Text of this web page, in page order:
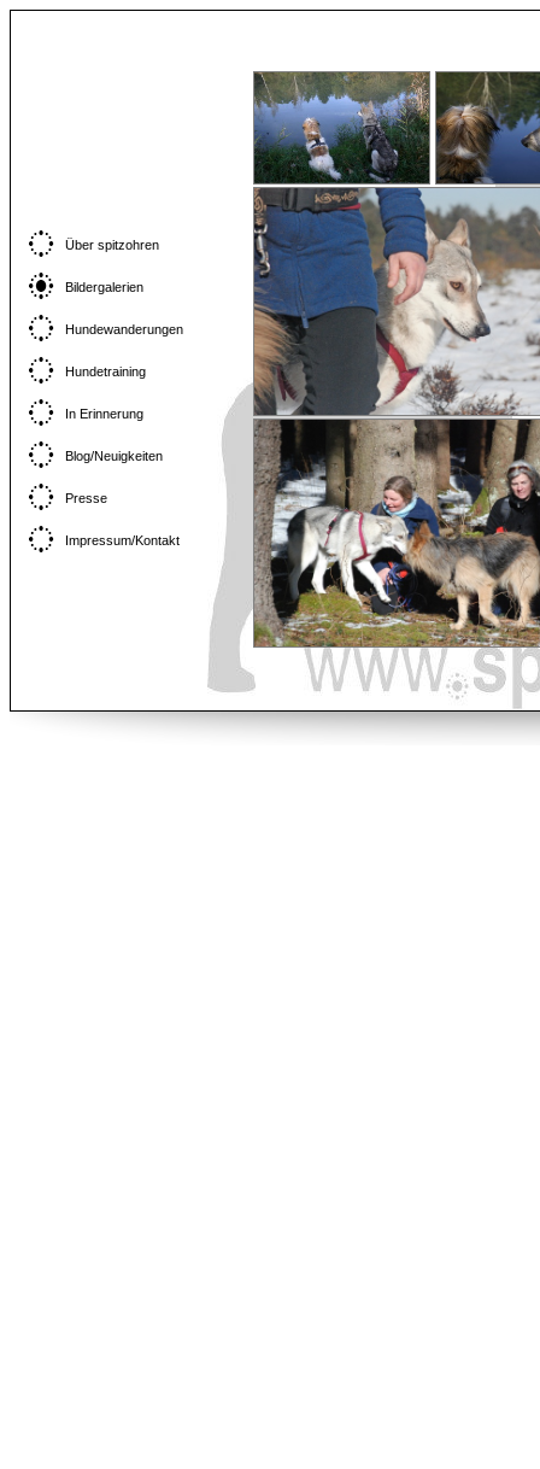
Über spitzohren
Bildergalerien
Hundewanderungen
Hundetraining
In Erinnerung
Blog/Neuigkeiten
Presse
Impressum/Kontakt